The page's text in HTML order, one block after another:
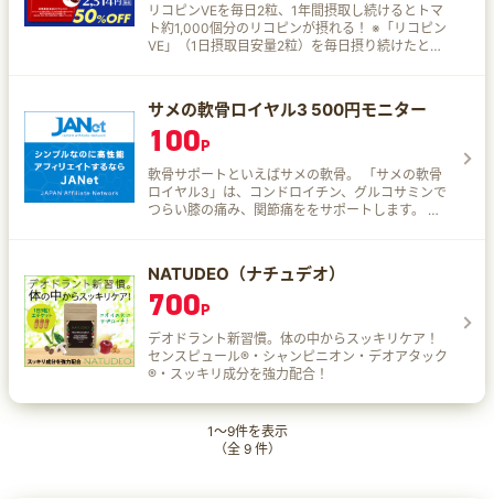
リコピンVEを毎日2粒、1年間摂取し続けるとトマ
ト約1,000個分のリコピンが摂れる！ ※「リコピン
VE」（1日摂取目安量2粒）を毎日摂り続けたとき
2,314円（税込）でお試しいただけるキャンペーン
を実施中！ 健康な毎日をしっかりサポートしま
す。
サメの軟骨ロイヤル3 500円モニター
100P
軟骨サポートといえばサメの軟骨。 「サメの軟骨
ロイヤル3」は、コンドロイチン、グルコサミンで
つらい膝の痛み、関節痛ををサポートします。 こ
く、じっとしている時間が増えた…。 正座ができ
なくなり床座りがつらい…。
NATUDEO（ナチュデオ）
700P
デオドラント新習慣。体の中からスッキリケア！
センスピュール®・シャンピニオン・デオアタック
®・スッキリ成分を強力配合！
1～9件を表示
（全 9件）